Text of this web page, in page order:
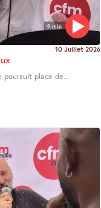
9 min
10 Juillet 2026
place de...